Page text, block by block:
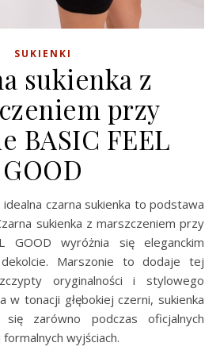
SUKIENKI
sukienka z
przy
BASIC FEEL
GOOD
sukienka z marszczeniem przy
GOOD wyróżnia się eleganckim
Marszonie to dodaje tej
oryginalności i stylowego
w tonacji głębokiej czerni, sukienka
się zarówno podczas oficjalnych
wyjściach.